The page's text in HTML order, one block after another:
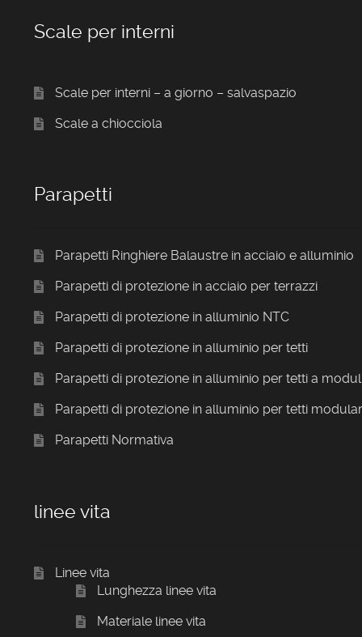
Scale per interni
Scale per interni – a giorno – salvaspazio
Scale a chiocciola
Parapetti
Parapetti Ringhiere Balaustre in acciaio e alluminio
Parapetti di protezione in acciaio per terrazzi
Parapetti di protezione in alluminio NTC
Parapetti di protezione in alluminio per tetti
Parapetti di protezione in alluminio per tetti a
Parapetti di protezione in alluminio per tetti
Parapetti Normativa
linee vita
Linee vita
Lunghezza linee vita
Materiale linee vita